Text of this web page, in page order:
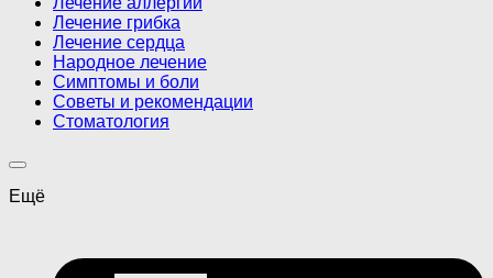
Лечение грибка
Лечение сердца
Народное лечение
Симптомы и боли
Советы и рекомендации
Стоматология
Ещё